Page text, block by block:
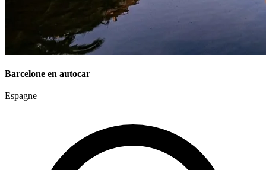
Barcelone en autocar
Espagne